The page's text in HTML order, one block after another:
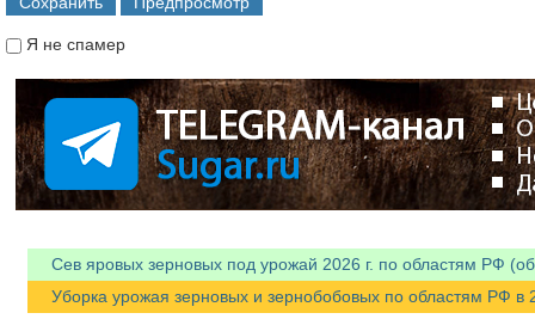
Я не спамер
Сев яровых зерновых под урожай 2026 г. по областям РФ
Уборка урожая зерновых и зернобобовых по областям РФ в